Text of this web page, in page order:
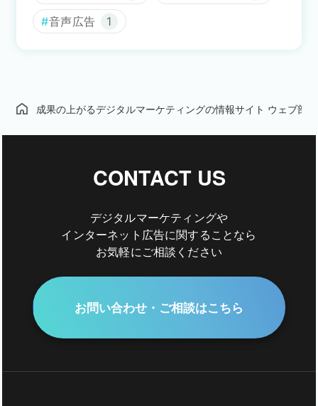
音声広告 1
成果の上がるデジタルマーケティングの情報サイト ウェブ部
CONTACT US
デジタルマーケティングや
インターネット広告に関することなら
お気軽にご相談ください
お問い合わせ・ご相談はこちら